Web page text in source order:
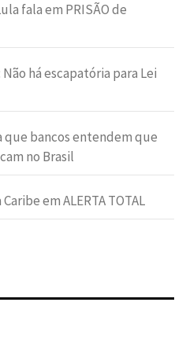
fala em PRISÃO de
há escapatória para Lei
que bancos entendem que
no Brasil
em ALERTA TOTAL